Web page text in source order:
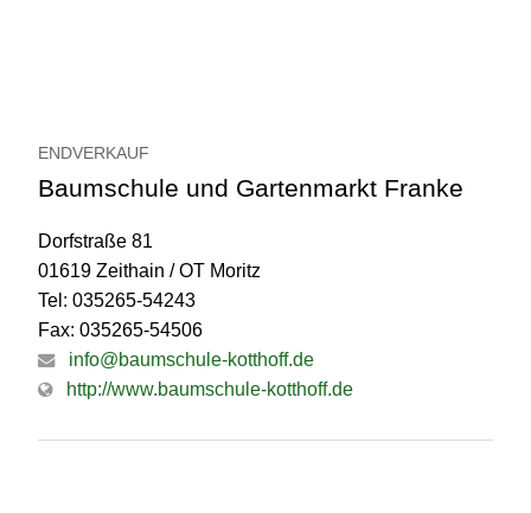
ENDVERKAUF
Baumschule und Gartenmarkt Franke
Dorfstraße 81
01619 Zeithain / OT Moritz
Tel: 035265-54243
Fax: 035265-54506
info@baumschule-kotthoff.de
http://www.baumschule-kotthoff.de